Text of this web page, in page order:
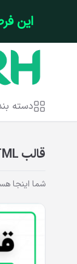
این
دسته
قالب HTML تک صفحه ای Cloin، کلوین
شما اینجا